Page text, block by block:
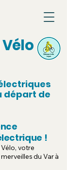
départ de
!
votre
du Var à